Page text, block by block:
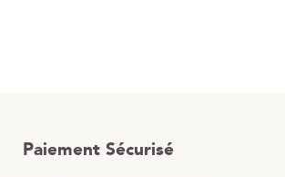
Paiement Sécurisé